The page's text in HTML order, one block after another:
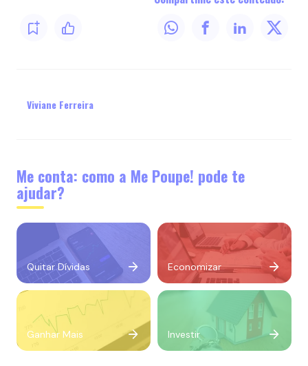
Viviane Ferreira
Me conta: como a Me Poupe! pode te
ajudar?
Quitar Dívidas Economizar
Ganhar Mais Investir